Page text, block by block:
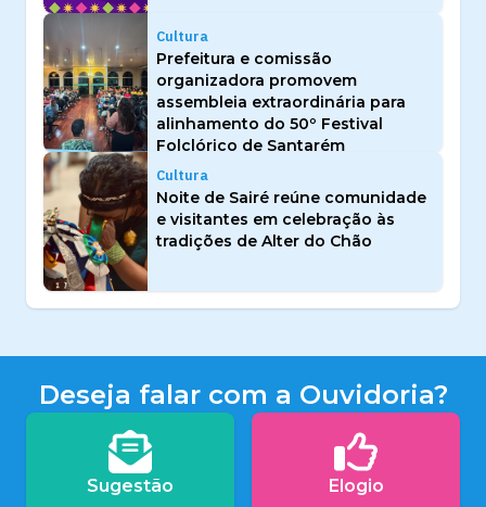
Cultura
Prefeitura e comissão
organizadora promovem
assembleia extraordinária para
alinhamento do 50º Festival
Folclórico de Santarém
Cultura
Noite de Sairé reúne comunidade
e visitantes em celebração às
tradições de Alter do Chão
Deseja falar com a Ouvidoria?
Sugestão Elogio